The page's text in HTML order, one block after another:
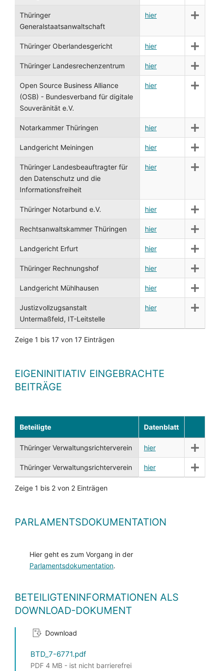
Thüringer
Generalstaatsanwaltschaft
hier
Thüringer Oberlandesgericht hier
Thüringer Landesrechenzentrum hier
Open Source Business Alliance
(OSB) - Bundesverband für digitale
Souveränität e.V.
hier
Notarkammer Thüringen hier
Landgericht Meiningen hier
Thüringer Landesbeauftragter für
den Datenschutz und die
Informationsfreiheit
hier
Thüringer Notarbund e.V. hier
Rechtsanwaltskammer Thüringen hier
Landgericht Erfurt hier
Thüringer Rechnungshof hier
Landgericht Mühlhausen hier
Justizvollzugsanstalt
Untermaßfeld, IT-Leitstelle
hier
Zeige 1 bis 17 von 17 Einträgen
EIGENINITIATIV EINGEBRACHTE
BEITRÄGE
Beteiligte Datenblatt
Thüringer Verwaltungsrichterverein hier
Thüringer Verwaltungsrichterverein hier
Zeige 1 bis 2 von 2 Einträgen
PARLAMENTSDOKUMENTATION
Hier geht es zum Vorgang in der
Parlamentsdokumentation.
BETEILIGTENINFORMATIONEN ALS
DOWNLOAD-DOKUMENT
Download
BTD_7-6771.pdf
PDF 4 MB - ist nicht barrierefrei